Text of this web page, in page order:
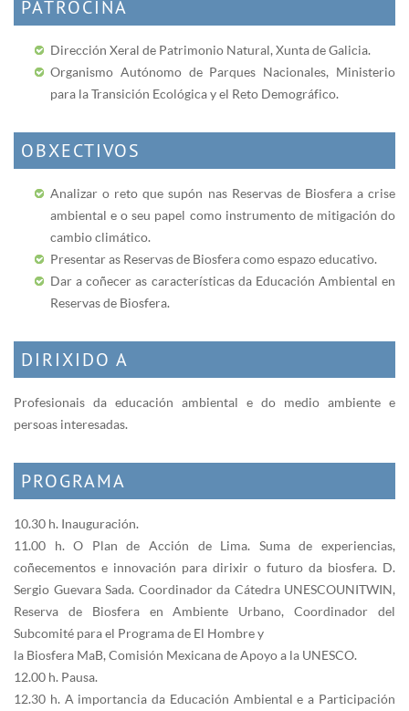
PATROCINA
Dirección Xeral de Patrimonio Natural, Xunta de Galicia.
Organismo Autónomo de Parques Nacionales, Ministerio
para la Transición Ecológica y el Reto Demográfico.
OBXECTIVOS
Analizar o reto que supón nas Reservas de Biosfera a crise
ambiental e o seu papel como instrumento de mitigación do
cambio climático.
Presentar as Reservas de Biosfera como espazo educativo.
Dar a coñecer as características da Educación Ambiental en
Reservas de Biosfera.
DIRIXIDO A
Profesionais da educación ambiental e do medio ambiente e
persoas interesadas.
PROGRAMA
10.30 h. Inauguración.
11.00 h. O Plan de Acción de Lima. Suma de experiencias,
coñecementos e innovación para dirixir o futuro da biosfera. D.
Sergio Guevara Sada. Coordinador da Cátedra UNESCOUNITWIN,
Reserva de Biosfera en Ambiente Urbano, Coordinador del
Subcomité para el Programa de El Hombre y
la Biosfera MaB, Comisión Mexicana de Apoyo a la UNESCO.
12.00 h. Pausa.
12.30 h. A importancia da Educación Ambiental e a Participación